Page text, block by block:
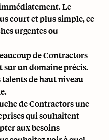
Le
court et plus simple, ce
urgentes ou
de Contractors
sur un domaine précis.
de haut niveau
de Contractors une
qui souhaitent
aux besoins